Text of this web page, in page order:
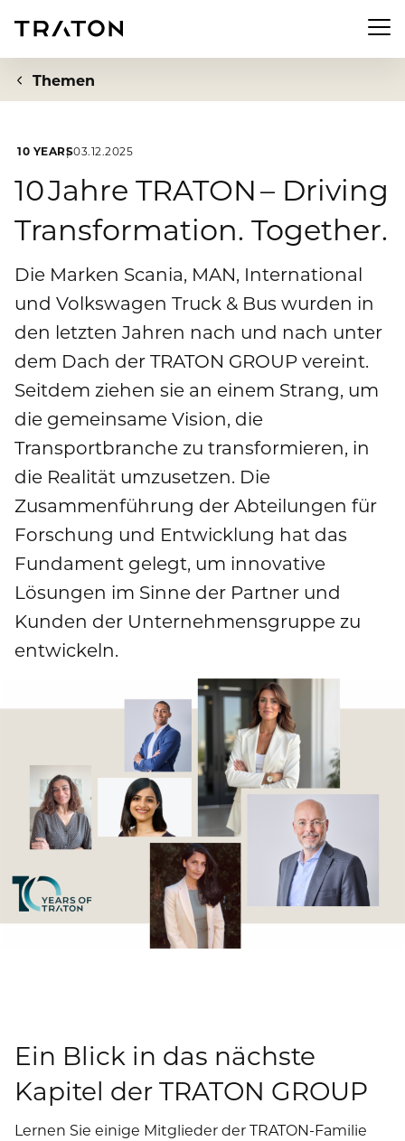
Zur Übersichtsseite: Unternehmen
Über uns
Strategie
Vorstand
Aufsichtsrat
Marken und Services
Anfahrt
Investor Relations
Zur Übersichtsseite: Investor Relations
Aktie
Finanzkennzahlen
Publikationen
Finanznachrichten
Fremdkapital & Rating
Corporate Governance
Hauptversammlung
Finanztermine & Events
Newsroom
Zur Übersichtsseite: Newsroom
Pressemeldungen
Mediathek
Kontakt
Stories
Nachhaltigkeit
Zur Übersichtsseite: Nachhaltigkeit
Compliance & Risiko
Zur Übersichtsseite: Compliance & Risiko
Compliance & Integrität
Risikomanagement
Hinweisgebersystem
Karriere
Zur Übersichtsseite: Karriere
Arbeiten bei uns
Professionals
Absolventen
Datenschutzhinweise
Themen
10 YEARS03.12.2025
10 Jahre TRATON – Driving
Transformation. Together.
Die Marken Scania, MAN, International
und Volkswagen Truck & Bus wurden in
den letzten Jahren nach und nach unter
dem Dach der TRATON GROUP vereint.
Seitdem ziehen sie an einem Strang, um
die gemeinsame Vision, die
Transportbranche zu transformieren, in
die Realität umzusetzen. Die
Zusammenführung der Abteilungen für
Forschung und Entwicklung hat das
Fundament gelegt, um innovative
Lösungen im Sinne der Partner und
Kunden der Unternehmensgruppe zu
entwickeln.
Ein Blick in das nächste
Kapitel der TRATON GROUP
Lernen Sie einige Mitglieder der TRATON-Familie